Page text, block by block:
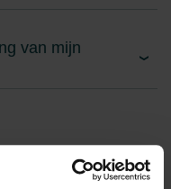
van mijn